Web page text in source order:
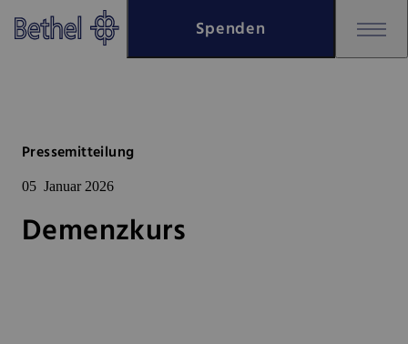
Zum Hauptinhalt springen
Zur Fußzeile springen
Spenden
Pressemitteilung
05 Januar 2026
Demenzkurs